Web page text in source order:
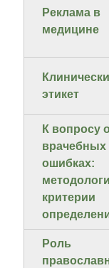
Реклама в
медицине
этикет
К вопросу о
врачебных
ошибках:
критерии
Роль